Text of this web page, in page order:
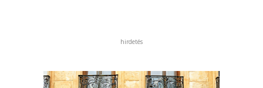
hirdetés